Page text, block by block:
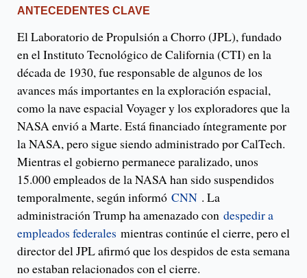
ANTECEDENTES CLAVE
El Laboratorio de Propulsión a Chorro (JPL), fundado
en el Instituto Tecnológico de California (CTI) en la
década de 1930, fue responsable de algunos de los
avances más importantes en la exploración espacial,
como la nave espacial Voyager y los exploradores que la
NASA envió a Marte. Está financiado íntegramente por
la NASA, pero sigue siendo administrado por CalTech.
Mientras el gobierno permanece paralizado, unos
15.000 empleados de la NASA han sido suspendidos
temporalmente, según informó CNN . La
administración Trump ha amenazado con despedir a
empleados federales mientras continúe el cierre, pero el
director del JPL afirmó que los despidos de esta semana
no estaban relacionados con el cierre.